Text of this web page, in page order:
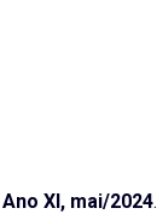
XI, mai/2024